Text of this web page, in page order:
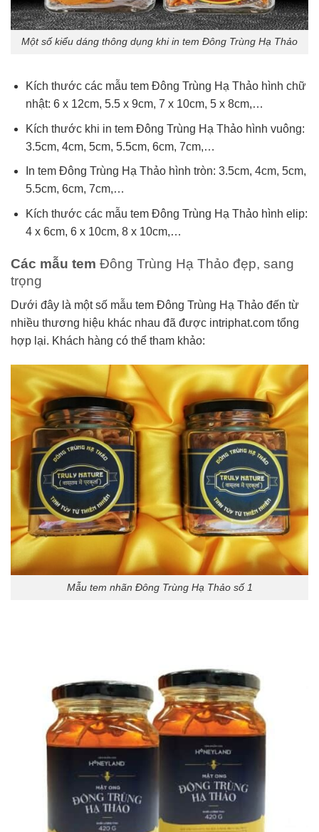
Một số kiểu dáng thông dụng khi in tem Đông Trùng Hạ Thảo
Kích thước các mẫu tem Đông Trùng Hạ Thảo hình chữ
nhật: 6 x 12cm, 5.5 x 9cm, 7 x 10cm, 5 x 8cm,…
Kích thước khi in tem Đông Trùng Hạ Thảo hình vuông:
3.5cm, 4cm, 5cm, 5.5cm, 6cm, 7cm,…
In tem Đông Trùng Hạ Thảo hình tròn: 3.5cm, 4cm, 5cm,
5.5cm, 6cm, 7cm,…
Kích thước các mẫu tem Đông Trùng Hạ Thảo hình elip:
4 x 6cm, 6 x 10cm, 8 x 10cm,…
Các mẫu tem Đông Trùng Hạ Thảo đẹp, sang
trọng
Dưới đây là một số mẫu tem Đông Trùng Hạ Thảo đến từ
nhiều thương hiệu khác nhau đã được intriphat.com tổng
hợp lại. Khách hàng có thể tham khảo:
Mẫu tem nhãn Đông Trùng Hạ Thảo số 1